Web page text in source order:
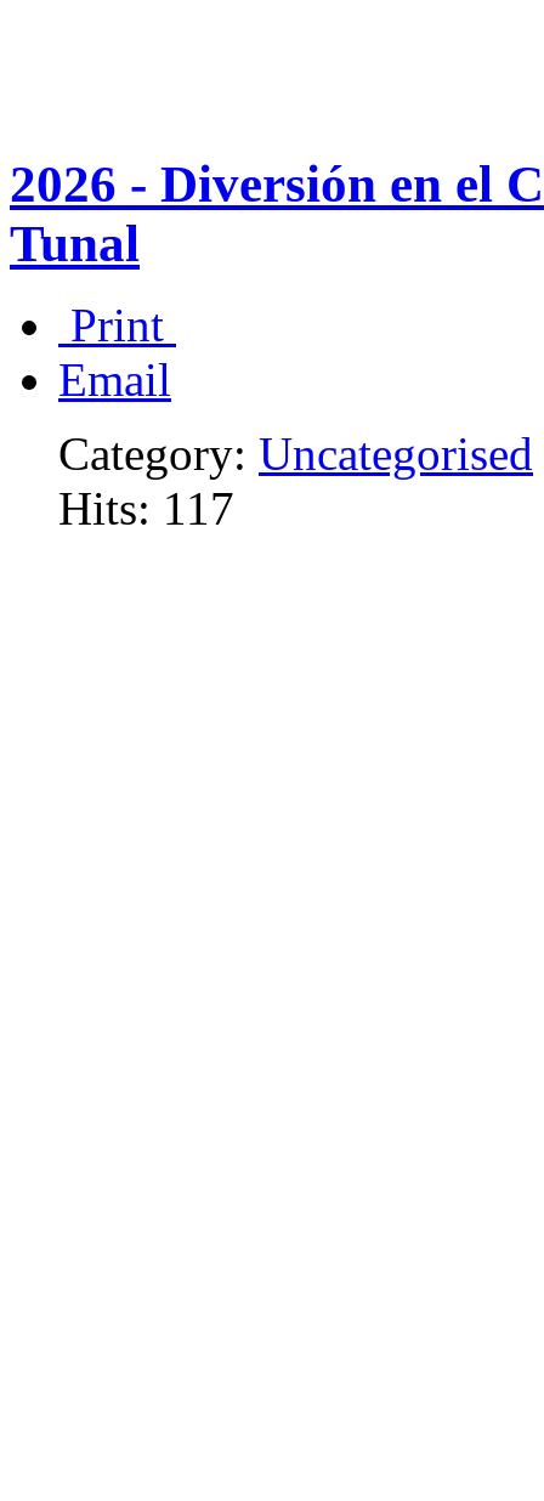
2026 - Diversión en el
Tunal
Print
Email
Category: Uncategorised
Hits: 117